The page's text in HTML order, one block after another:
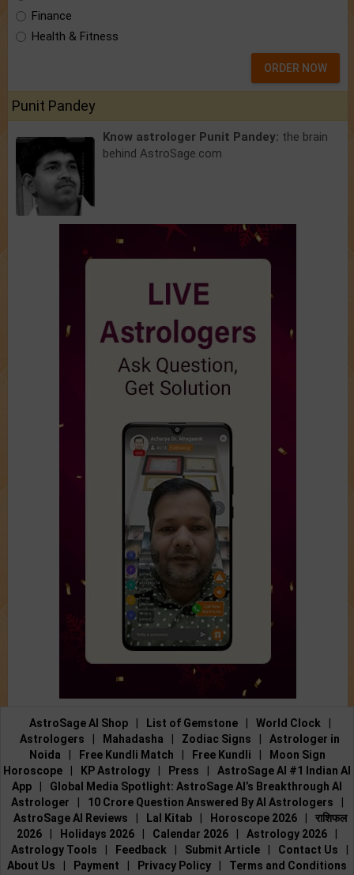
Finance
Health & Fitness
ORDER NOW
Punit Pandey
Know astrologer Punit Pandey: the brain
behind AstroSage.com
AstroSage AI Shop List of Gemstone World Clock
Astrologers
Mahadasha Zodiac Signs
Astrologer in
Noida
Free Kundli Match Free Kundli
Moon Sign
Horoscope
KP Astrology Press
AstroSage AI #1 Indian AI
App
Global Media Spotlight: AstroSage AI’s Breakthrough AI
Astrologer
10 Crore Question Answered By AI Astrologers
AstroSage AI Reviews
Lal Kitab Horoscope 2026
राशिफल
2026
Holidays 2026 Calendar 2026 Astrology 2026
Astrology Tools
Feedback Submit Article Contact Us
About Us
Payment Privacy Policy Terms and Conditions